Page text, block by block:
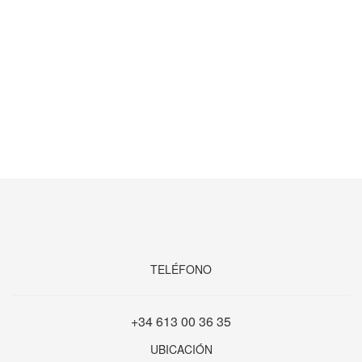
TELÉFONO
+34 613 00 36 35
UBICACIÓN